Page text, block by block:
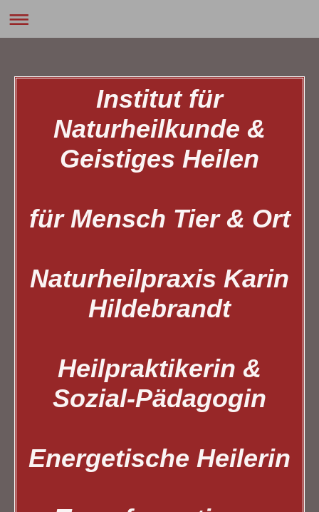
Institut für
Naturheilkunde &
Geistiges Heilen
für Mensch Tier & Ort
Naturheilpraxis Karin
Hildebrandt
Heilpraktikerin &
Sozial-Pädagogin
Energetische Heilerin